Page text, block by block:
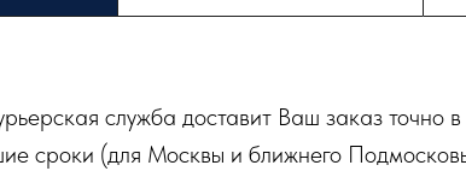
служба доставит Ваш заказ точно
сроки (для Москвы и ближнего